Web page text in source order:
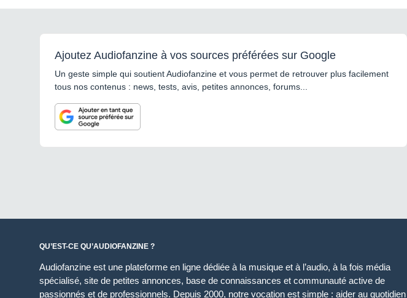
Ajoutez Audiofanzine à vos sources préférées sur Google
Un geste simple qui soutient Audiofanzine et vous permet de retrouver plus facilement
tous nos contenus : news, tests, avis, petites annonces, forums...
QU’EST-CE QU’AUDIOFANZINE ?
Audiofanzine est une plateforme en ligne dédiée à la musique et à l’audio, à la fois média
spécialisé, site de petites annonces, base de connaissances et communauté active de
passionnés et de professionnels. Depuis 2000, notre vocation est simple : aider au quotidien